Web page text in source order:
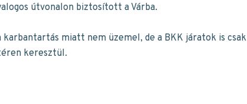
útvonalon biztosított a Várba.
karbantartás miatt nem üzemel, de a BKK járatok is
keresztül.